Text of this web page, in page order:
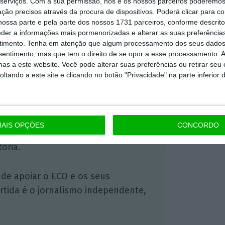
precisos através da procura de dispositivos. Poderá clicar para
parte e pela parte dos nossos 1731 parceiros, conforme
a informações mais pormenorizadas e alterar as suas
Tenha em atenção que algum processamento dos seus
mas que tem o direito de se opor a esse processamento.
a este website. Você pode alterar suas preferências ou retirar seu
a este site e clicando no botão "Privacidade" na parte inferior
OPÇÕES CONCORDO
Premium
é mais importante do que
e tenha acesso a notícias
às reportagens e especiais que
apoiar o ECO e os seus
é o jornalismo independente,